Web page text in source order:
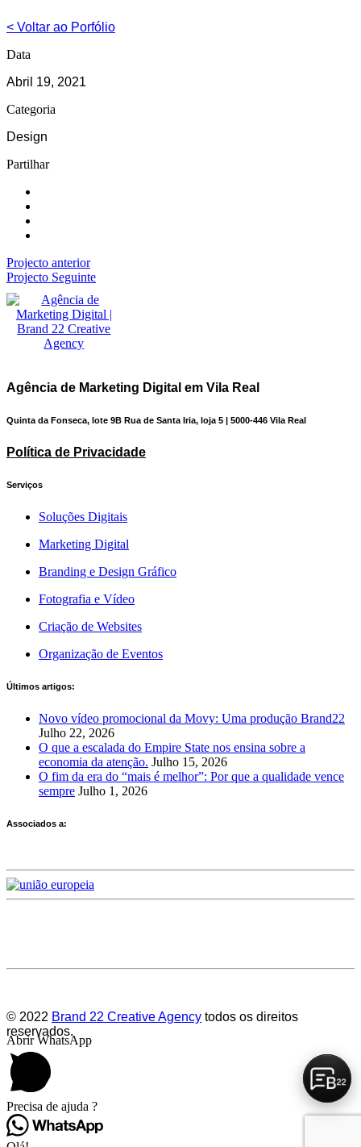
< Voltar ao Porfólio
Data
Abril 19, 2021
Categoria
Design
Partilhar
Projecto anterior
Projecto Seguinte
Agência de Marketing Digital em Vila Real
Quinta da Fonseca, lote 9B Rua de Santa Iria, loja 5 | 5000-446 Vila Real
Política de Privacidade
Serviços
Soluções Digitais
Marketing Digital
Branding e Design Gráfico
Fotografia e Vídeo
Criação de Websites
Organização de Eventos
Últimos artigos:
Novo vídeo promocional da Movy: Uma produção Brand22
Julho 22, 2026
O que a escalada do Empire State nos ensina sobre a
economia da atenção. Julho 15, 2026
O fim da era do “mais é melhor”: Por que a qualidade vence
sempre Julho 1, 2026
Associados a:
© 2022 Brand 22 Creative Agency todos os direitos
reservados.
Abrir WhatsApp
Precisa de ajuda ?